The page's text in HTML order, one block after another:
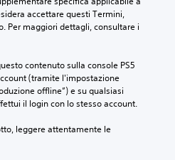
accettare questi Termini,
Per maggiori dettagli, consultare i
contenuto sulla console PS5
(tramite l'impostazione
offline”) e su qualsiasi
il login con lo stesso account.
leggere attentamente le